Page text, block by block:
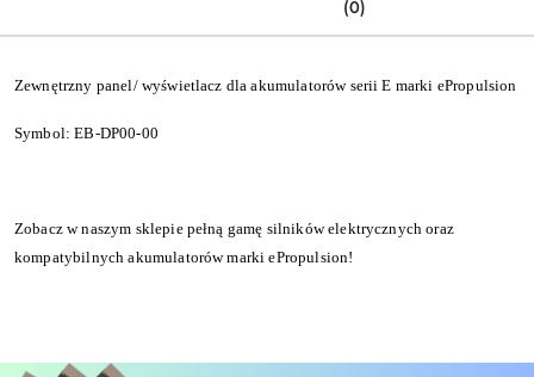
(0)
Zewnętrzny panel/ wyświetlacz dla akumulatorów serii E marki ePropulsion
Symbol: EB-DP00-00
Zobacz w naszym sklepie pełną gamę silników elektrycznych oraz
kompatybilnych akumulatorów marki ePropulsion!